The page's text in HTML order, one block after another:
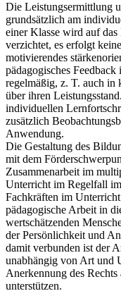
Die Leistungsermittlung
grundsätzlich am
einer Klasse wird auf
verzichtet, es erfolgt
motivierendes
pädagogisches
regelmäßig, z. T. auch in
über ihren
individuellen
zusätzlich
Anwendung.
Die Gestaltung des
mit dem
Zusammenarbeit im
Unterricht im Regelfall
Fachkräften im
pädagogische Arbeit in
wertschätzenden
der Persönlichkeit und
damit verbunden ist der
unabhängig von Art und
Anerkennung des
unterstützen.